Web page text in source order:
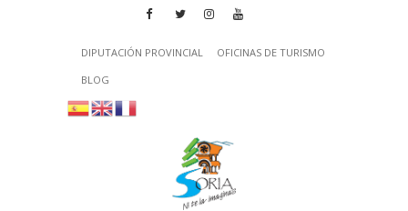
DIPUTACIÓN PROVINCIAL
OFICINAS DE TURISMO
BLOG